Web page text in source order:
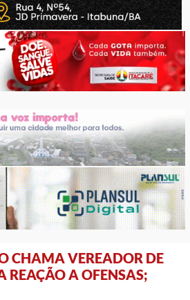
CHAMA VEREADOR DE
REAÇÃO A OFENSAS;